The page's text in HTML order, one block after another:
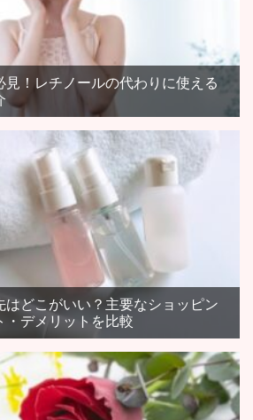
見！レチノールの代わりに使える
はどこがいい？主要なショッピン
・デメリットを比較